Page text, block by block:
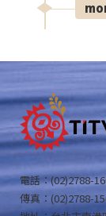
電話：(02)2788-
傳真：(02)2788-